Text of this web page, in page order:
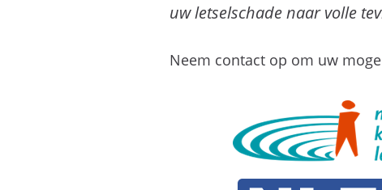
uw letselschade naar volle
Neem contact op om uw